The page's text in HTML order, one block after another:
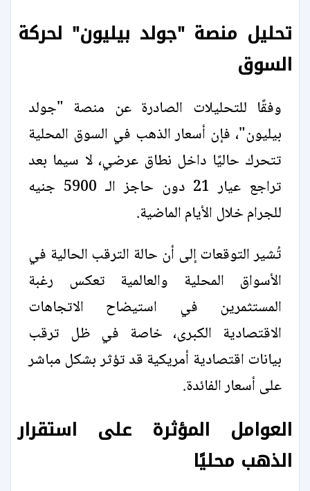
تحليل منصة "جولد بيليون" لحركة
السوق
وفقًا للتحليلات الصادرة عن منصة "جولد
بيليون"، فإن أسعار الذهب في السوق المحلية
تتحرك حاليًا داخل نطاق عرضي، لا سيما بعد
تراجع عيار 21 دون حاجز الـ 5900 جنيه
للجرام خلال الأيام الماضية.
تُشير التوقعات إلى أن حالة الترقب الحالية في
الأسواق المحلية والعالمية تعكس رغبة
المستثمرين في استيضاح الاتجاهات
الاقتصادية الكبرى، خاصة في ظل ترقب
بيانات اقتصادية أمريكية قد تؤثر بشكل مباشر
على أسعار الفائدة.
العوامل المؤثرة على استقرار
الذهب محليًا